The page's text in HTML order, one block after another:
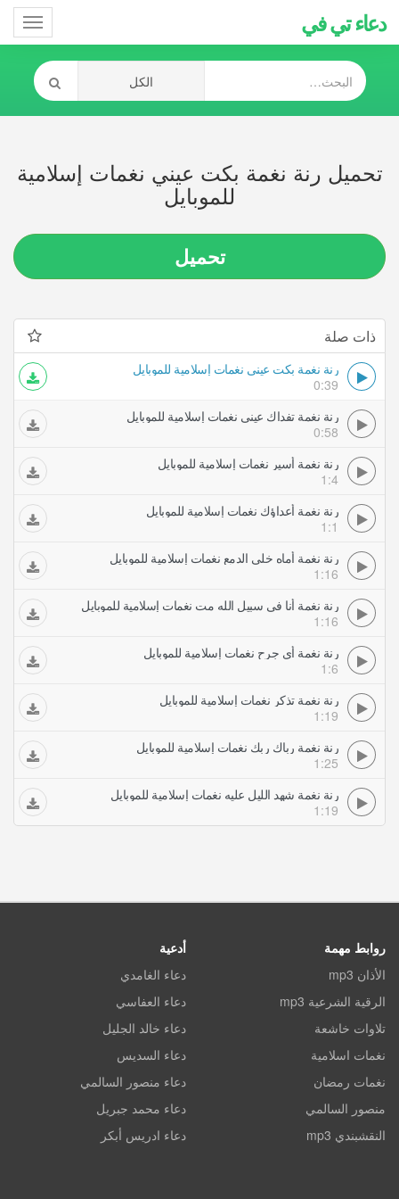
دعاء تي في
تحميل رنة نغمة بكت عيني نغمات إسلامية
للموبايل
تحميل
ذات صلة
رنة نغمة بكت عيني نغمات إسلامية للموبايل
0:39
رنة نغمة تفداك عيني نغمات إسلامية للموبايل
0:58
رنة نغمة أسير نغمات إسلامية للموبايل
1:4
رنة نغمة أعداؤك نغمات إسلامية للموبايل
1:1
رنة نغمة أماه خلي الدمع نغمات إسلامية للموبايل
1:16
رنة نغمة أنا في سبيل الله مت نغمات إسلامية للموبايل
1:16
رنة نغمة أي جرح نغمات إسلامية للموبايل
1:6
رنة نغمة تذكر نغمات إسلامية للموبايل
1:19
رنة نغمة رباك ربك نغمات إسلامية للموبايل
1:25
رنة نغمة شهد الليل عليه نغمات إسلامية للموبايل
1:19
روابط مهمة
الأذان mp3
الرقية الشرعية mp3
تلاوات خاشعة
نغمات اسلامية
نغمات رمضان
منصور السالمي
النقشبندي mp3
أدعية
دعاء الغامدي
دعاء العفاسي
دعاء خالد الجليل
دعاء السديس
دعاء منصور السالمي
دعاء محمد جبريل
دعاء ادريس أبكر